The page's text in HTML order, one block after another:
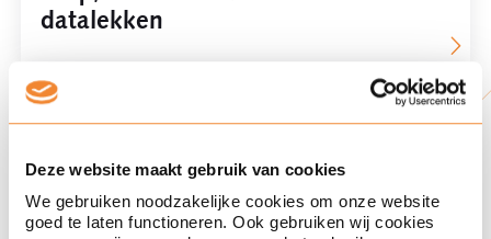
Deze website maakt gebruik van cookies
We gebruiken noodzakelijke cookies om onze website
goed te laten functioneren. Ook gebruiken wij cookies
datalekken
privacyrecht
datalek